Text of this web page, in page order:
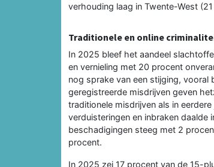
verhouding laag in Twente-West
Traditionele en online
In 2025 bleef het aandeel
en vernieling met 20 procent
nog sprake van een stijging, vooral
geregistreerde misdrijven geven
traditionele misdrijven als in
verduisteringen en inbraken
beschadigingen steeg met 2
procent.
In 2025 zei 17 procent van de 15-